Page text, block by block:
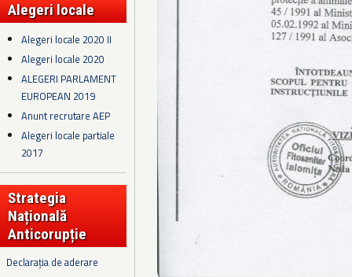
Alegeri locale
Alegeri locale 2020 II
Alegeri locale 2020
ALEGERI PARLAMENT
EUROPEAN 2019
Anunt recrutare AEP
Alegeri locale partiale
2017
Strategia
Națională
Anticorupție
Declarația de aderare